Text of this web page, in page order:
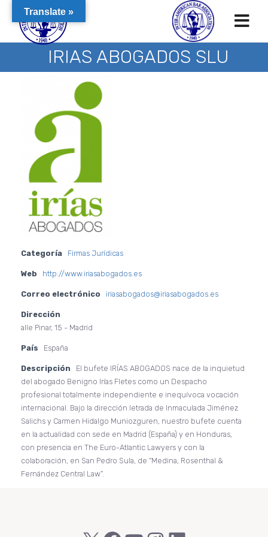
IRIAS ABOGADOS SLU
Categoría Firmas Jurídicas
Web http://www.iriasabogados.es
Correo electrónico iriasabogados@iriasabogados.es
Dirección
alle Pinar, 15 - Madrid
País España
Descripción
El bufete IRÍAS ABOGADOS nace de la inquietud
del abogado Benigno Irías Fletes como un Despacho
profesional totalmente independiente e inequívoca vocación
internacional. Bajo la dirección letrada de Inmaculada Jiménez
Salichs y Carmen Hidalgo Muniozguren, nuestro bufete cuenta
en la actualidad con sede en Madrid (España) y en Honduras,
con presencia en The Euro-Atlantic Lawyers y con la
colaboración, en San Pedro Sula, de “Medina, Rosenthal &
Fernández Central Law”.
Translate »